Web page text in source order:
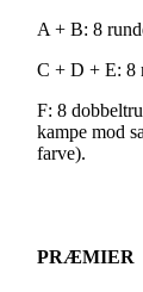
A + B: 8
C + D + E: 8
F: 8
kampe mod
farve).
PRÆMIER